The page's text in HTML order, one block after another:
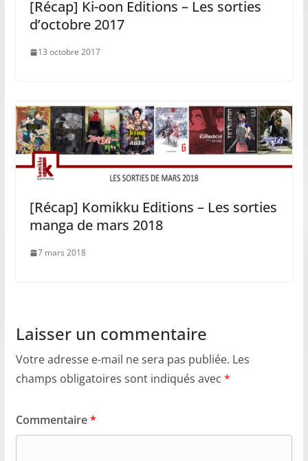
[Récap] Ki-oon Editions – Les sorties
d’octobre 2017
13 octobre 2017
[Récap] Komikku Editions – Les sorties
manga de mars 2018
7 mars 2018
Laisser un commentaire
Votre adresse e-mail ne sera pas publiée. Les
champs obligatoires sont indiqués avec *
Commentaire*